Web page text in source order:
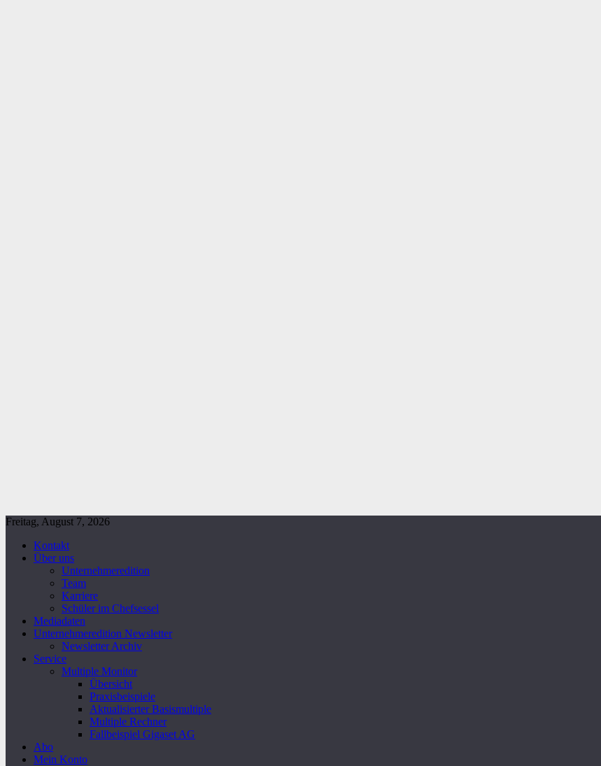
Freitag, August 7, 2026
Kontakt
Über uns
Unternehmeredition
Team
Karriere
Schüler im Chefsessel
Mediadaten
Unternehmeredition Newsletter
Newsletter Archiv
Service
Multiple Monitor
Übersicht
Praxisbeispiele
Aktualisierter Basismultiple
Multiple Rechner
Fallbeispiel Gigaset AG
Abo
Mein Konto